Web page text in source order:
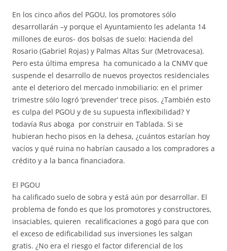
En los cinco años del PGOU, los promotores sólo
desarrollarán –y porque el Ayuntamiento les adelanta 14
millones de euros- dos bolsas de suelo: Hacienda del
Rosario (Gabriel Rojas) y Palmas Altas Sur (Metrovacesa).
Pero esta última empresa ha comunicado a la CNMV que
suspende el desarrollo de nuevos proyectos residenciales
ante el deterioro del mercado inmobiliario: en el primer
trimestre sólo logró ‘prevender’ trece pisos. ¿También esto
es culpa del PGOU y de su supuesta inflexibilidad? Y
todavía Rus aboga por construir en Tablada. Si se
hubieran hecho pisos en la dehesa, ¿cuántos estarían hoy
vacíos y qué ruina no habrían causado a los compradores a
crédito y a la banca financiadora.
El PGOU
ha calificado suelo de sobra y está aún por desarrollar. El
problema de fondo es que los promotores y constructores,
insaciables, quieren recalificaciones a gogó para que con
el exceso de edificabilidad sus inversiones les salgan
gratis. ¿No era el riesgo el factor diferencial de los